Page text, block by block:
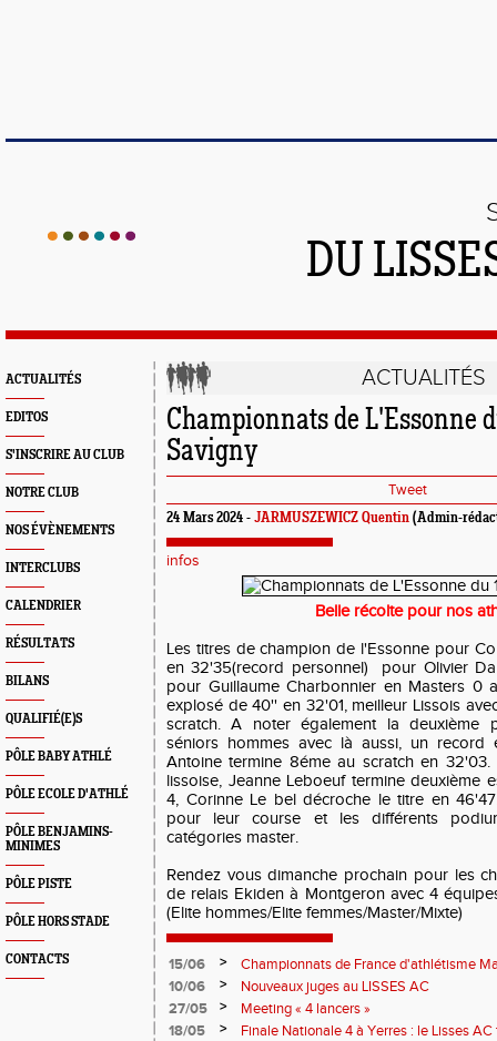
DU
ACTUALITÉS
EDITOS
S'INSCRIRE AU CLUB
NOTRE CLUB
NOS ÉVÈNEMENTS
INTERCLUBS
CALENDRIER
RÉSULTATS
BILANS
QUALIFIÉ(E)S
PÔLE BABY ATHLÉ
PÔLE ECOLE D'ATHLÉ
PÔLE BENJAMINS-
MINIMES
PÔLE PISTE
PÔLE HORS STADE
CONTACTS
ACTUALITÉS
Championnats de L'Essonne
Savigny
Tweet
24 Mars 2024 - JARMUSZEWICZ Quentin (Admin-
infos
Belle récolte pour nos
Les titres de champion de l'Essonne pour
en 32'35(record personnel) pour Olivier
pour Guillaume Charbonnier en Masters 0
explosé de 40'' en 32'01, meilleur Lissois
scratch. A noter également la deuxième
séniors hommes avec là aussi, un
Antoine termine 8éme au scratch en
lissoise, Jeanne Leboeuf termine deuxième
4, Corinne Le bel décroche le titre en
pour leur course et les différents
catégories master.
Rendez vous dimanche prochain pour les
de relais Ekiden à Montgeron avec 4
(Elite hommes/Elite femmes/Master/Mixte)
15/06 >
Championnats de France d'athlétisme
10/06
>
Nouveaux juges au LISSES AC
27/05
>
Meeting « 4 lancers »
18/05
>
Finale Nationale 4 à Yerres : le Lisses